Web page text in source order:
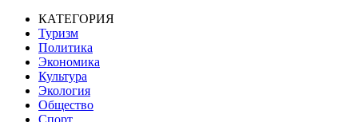
КАТЕГОРИЯ
Туризм
Политика
Экономика
Культура
Экология
Общество
Спорт